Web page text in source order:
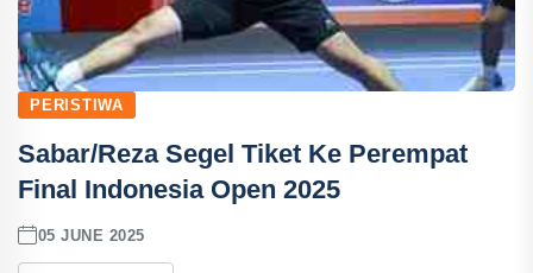
PERISTIWA
Sabar/Reza Segel Tiket Ke Perempat
Final Indonesia Open 2025
05 JUNE 2025